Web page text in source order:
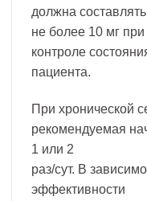
должна составлять
не более 10 мг
контроле
пациента.
При хронической
рекомендуемая
1 или 2
раз/сут. В
эффективности